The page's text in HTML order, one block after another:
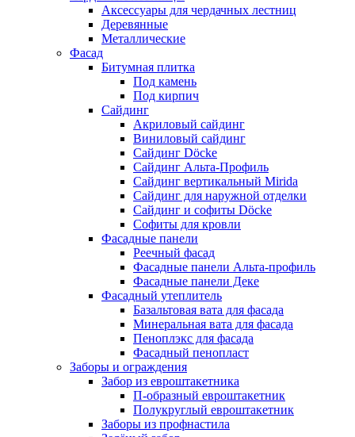
Аксессуары для чердачных лестниц
Деревянные
Металлические
Фасад
Битумная плитка
Под камень
Под кирпич
Сайдинг
Акриловый сайдинг
Виниловый сайдинг
Сайдинг Döcke
Сайдинг Альта-Профиль
Сайдинг вертикальный Mirida
Сайдинг для наружной отделки
Сайдинг и софиты Döcke
Софиты для кровли
Фасадные панели
Реечный фасад
Фасадные панели Альта-профиль
Фасадные панели Деке
Фасадный утеплитель
Базальтовая вата для фасада
Минеральная вата для фасада
Пеноплэкс для фасада
Фасадный пенопласт
Заборы и ограждения
Забор из евроштакетника
П-образный евроштакетник
Полукруглый евроштакетник
Заборы из профнастила